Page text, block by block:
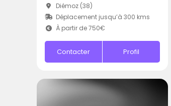
Diémoz (38)
Déplacement jusqu’à 300 kms
À partir de 750€
Contacter Profil